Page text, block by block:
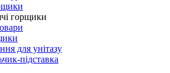
горщики
для унітазу
підставка